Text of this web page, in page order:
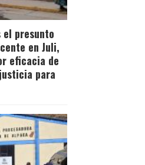
presunto
en Juli,
eficacia de
para